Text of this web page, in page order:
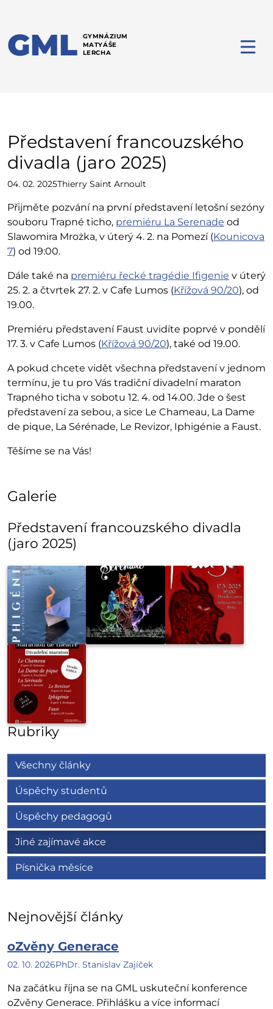
GML GYMNÁZIUM
MATYÁŠE
LERCHA
Představení francouzského
divadla (jaro 2025)
04. 02. 2025Thierry Saint Arnoult
Přijměte pozvání na první představení letošní sezóny
souboru Trapné ticho, premiéru La Serenade od
Slawomira Mrożka, v úterý 4. 2. na Pomezí (Kounicova
7) od 19:00.
Dále také na premiéru řecké tragédie Ifigenie v úterý
25. 2. a čtvrtek 27. 2. v Cafe Lumos (Křížová 90/20), od
19.00.
Premiéru představení Faust uvidíte poprvé v pondělí
17. 3. v Cafe Lumos (Křížová 90/20), také od 19.00.
A pokud chcete vidět všechna představení v jednom
termínu, je tu pro Vás tradiční divadelní maraton
Trapného ticha v sobotu 12. 4. od 14.00. Jde o šest
představení za sebou, a sice Le Chameau, La Dame
de pique, La Sérénade, Le Revizor, Iphigénie a Faust.
Těšíme se na Vás!
Galerie
Představení francouzského divadla
(jaro 2025)
Rubriky
Všechny články
Úspěchy studentů
Úspěchy pedagogů
Jiné zajímavé akce
Písnička měsíce
Nejnovější články
oZvěny Generace
02. 10. 2026PhDr. Stanislav Zajíček
Na začátku října se na GML uskuteční konference
oZvěny Generace. Přihlášku a více informací